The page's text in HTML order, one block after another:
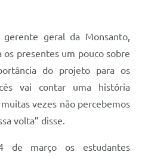
geral da Monsanto,
os presentes um pouco sobre
do projeto para os
vai contar uma história
vezes não percebemos
volta” disse.
março os estudantes